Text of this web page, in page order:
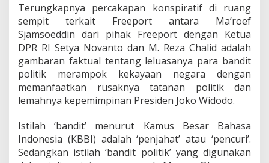
k
a
t
a
n
a
n
S
t
e
m
Terungkapnya percakapan konspiratif di ruang
sempit terkait Freeport antara Ma’roef
Sjamsoeddin dari pihak Freeport dengan Ketua
DPR RI Setya Novanto dan M. Reza Chalid adalah
gambaran faktual tentang leluasanya para bandit
politik merampok kekayaan negara dengan
memanfaatkan rusaknya tatanan politik dan
lemahnya kepemimpinan Presiden Joko Widodo.
Istilah ‘bandit’ menurut Kamus Besar Bahasa
Indonesia (KBBI) adalah ‘penjahat’ atau ‘pencuri’.
Sedangkan istilah ‘bandit politik’ yang digunakan